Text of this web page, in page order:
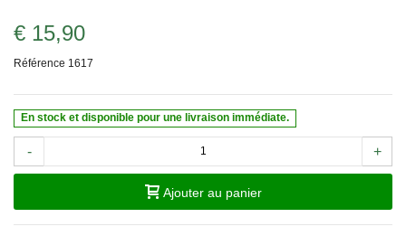
€ 15,90
Référence 1617
En stock et disponible pour une livraison immédiate.
- +
Ajouter au panier